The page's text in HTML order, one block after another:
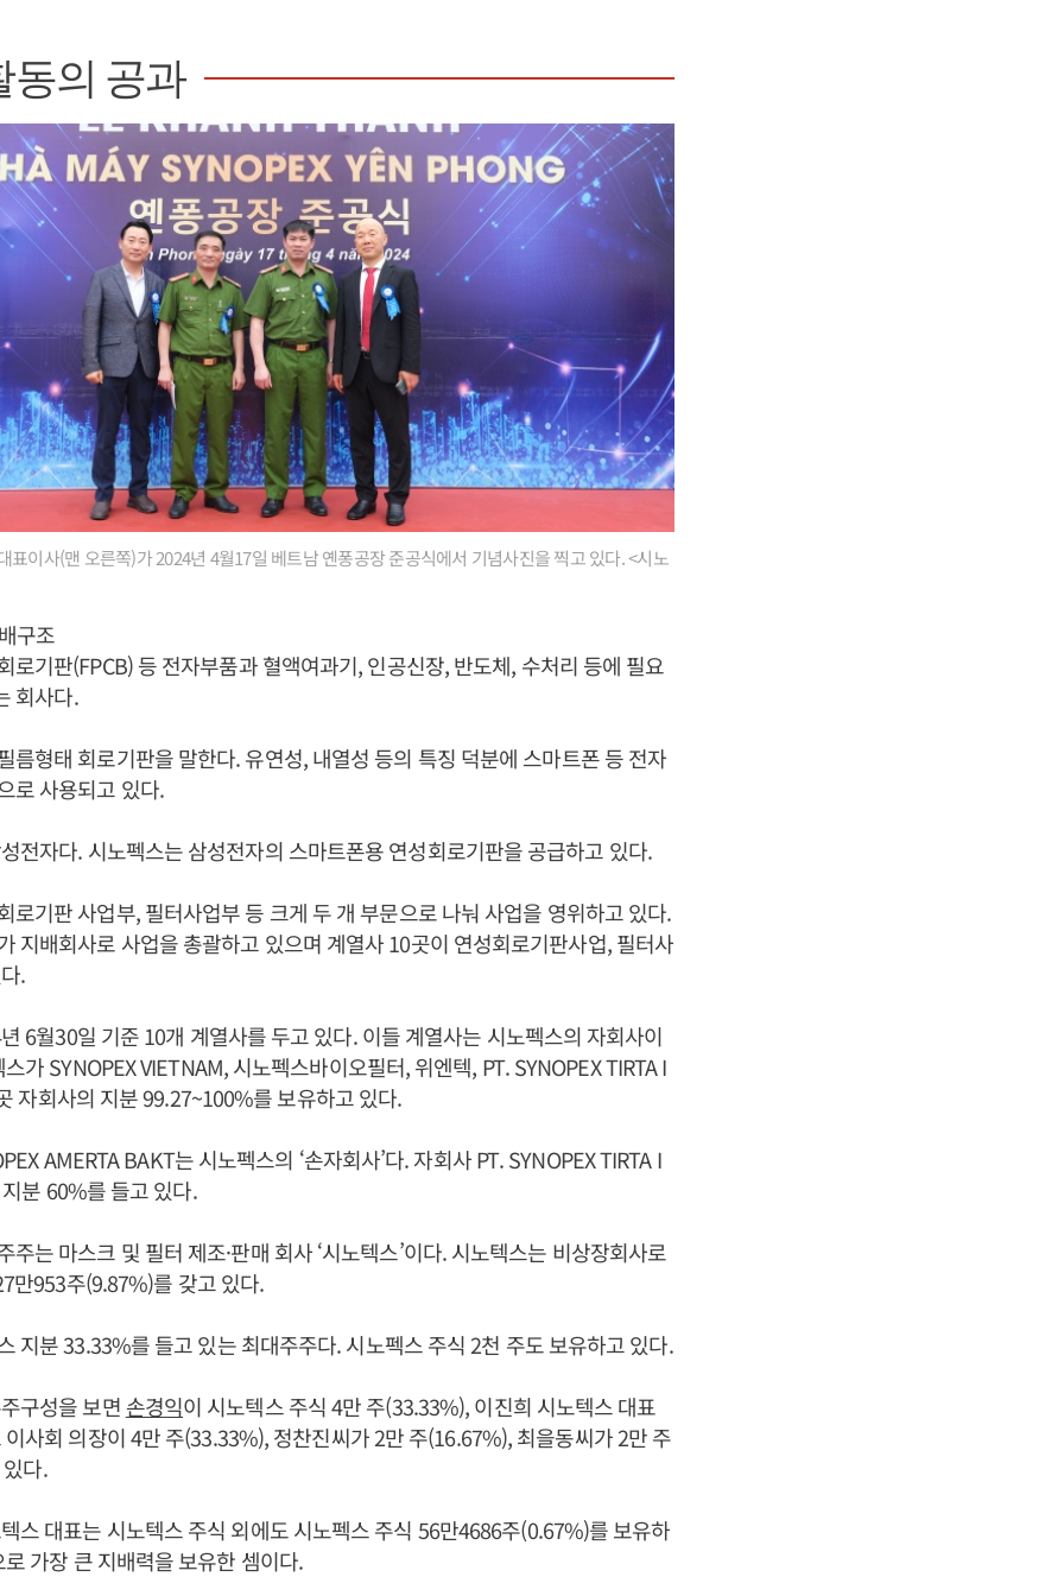
동의 공과
표이사(맨 오른쪽)가 2024년 4월17일 베트남 옌퐁공장 준공식에서 기념사진을 찍고 있다. <시노
구조
로기판(FPCB) 등 전자부품과 혈액여과기, 인공신장, 반도체, 수처리 등에 필요
회사다.
름형태 회로기판을 말한다. 유연성, 내열성 등의 특징 덕분에 스마트폰 등 전자
로 사용되고 있다.
전자다. 시노펙스는 삼성전자의 스마트폰용 연성회로기판을 공급하고 있다.
로기판 사업부, 필터사업부 등 크게 두 개 부문으로 나눠 사업을 영위하고 있다.
지배회사로 사업을 총괄하고 있으며 계열사 10곳이 연성회로기판사업, 필터사
.
6월30일 기준 10개 계열사를 두고 있다. 이들 계열사는 시노펙스의 자회사이
가 SYNOPEX VIETNAM, 시노펙스바이오필터, 위엔텍, PT. SYNOPEX TIRTA I
자회사의 지분 99.27~100%를 보유하고 있다.
AMERTA BAKT는 시노펙스의 ‘손자회사’다. 자회사 PT. SYNOPEX TIRTA I
분 60%를 들고 있다.
주는 마스크 및 필터 제조·판매 회사 ‘시노텍스’이다. 시노텍스는 비상장회사로
만953주(9.87%)를 갖고 있다.
지분 33.33%를 들고 있는 최대주주다. 시노펙스 주식 2천 주도 보유하고 있다.
구성을 보면 손경익이 시노텍스 주식 4만 주(33.33%), 이진희 시노텍스 대표
사회 의장이 4만 주(33.33%), 정찬진씨가 2만 주(16.67%), 최을동씨가 2만 주
다.
스 대표는 시노텍스 주식 외에도 시노펙스 주식 56만4686주(0.67%)를 보유하
가장 큰 지배력을 보유한 셈이다.